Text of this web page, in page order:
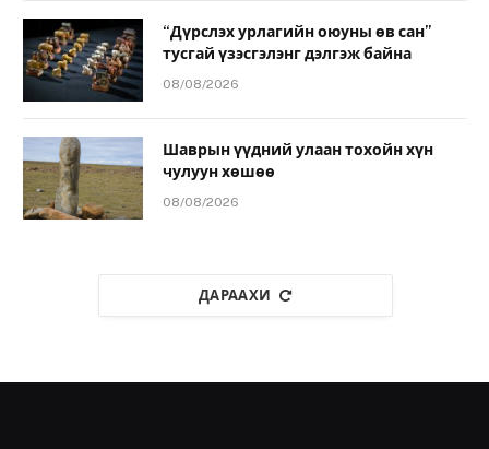
“Дүрслэх урлагийн оюуны өв сан”
тусгай үзэсгэлэнг дэлгэж байна
08/08/2026
Шаврын үүдний улаан тохойн хүн
чулуун хөшөө
08/08/2026
ДАРААХИ